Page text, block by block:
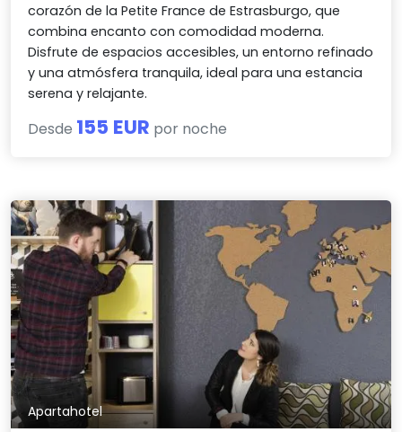
corazón de la Petite France de Estrasburgo, que
combina encanto con comodidad moderna.
Disfrute de espacios accesibles, un entorno refinado
y una atmósfera tranquila, ideal para una estancia
serena y relajante.
Desde 155 EUR por noche
Apartahotel